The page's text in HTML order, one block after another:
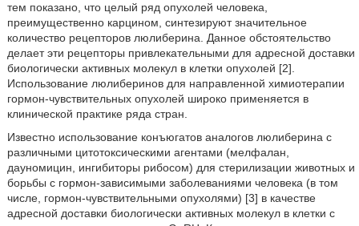
тем показано, что целый ряд опухолей человека,
преимущественно карцином, синтезируют значительное
количество рецепторов люлиберина. Данное обстоятельство
делает эти рецепторы привлекательными для адресной доставки
биологически активных молекул в клетки опухолей [2].
Использование люлиберинов для направленной химиотерапии
гормон-чувствительных опухолей широко применяется в
клинической практике ряда стран.
Известно использование конъюгатов аналогов люлиберина с
различными цитотоксическими агентами (мелфалан,
дауномицин, ингибиторы рибосом) для стерилизации животных и
борьбы с гормон-зависимыми заболеваниями человека (в том
числе, гормон-чувствительными опухолями) [3] в качестве
адресной доставки биологически активных молекул в клетки с